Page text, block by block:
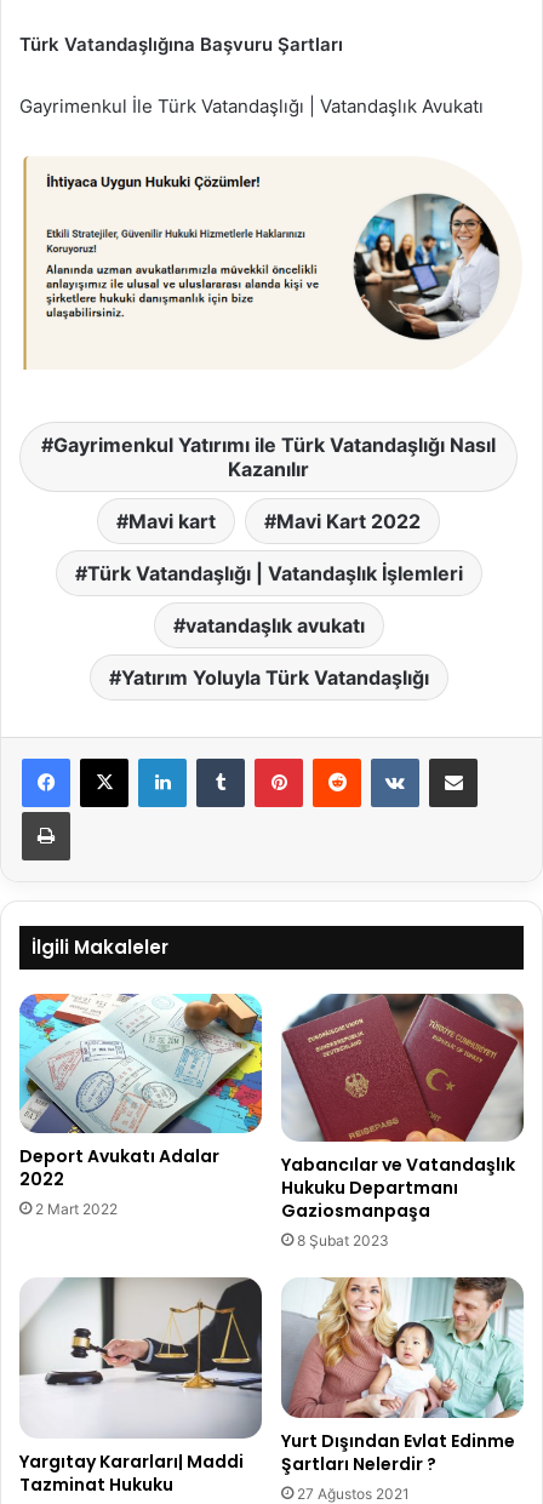
Türk Vatandaşlığına Başvuru Şartları
Gayrimenkul İle Türk Vatandaşlığı | Vatandaşlık Avukatı
Gayrimenkul Yatırımı ile Türk Vatandaşlığı Nasıl
Kazanılır
Mavi kart Mavi Kart 2022
Türk Vatandaşlığı | Vatandaşlık İşlemleri
vatandaşlık avukatı
Yatırım Yoluyla Türk Vatandaşlığı
LinkedInTumblr PinterestReddit VKontakteE-Posta ile paylaş
Yazdır
İlgili Makaleler
Deport Avukatı Adalar
2022
2 Mart 2022
Yabancılar ve Vatandaşlık
Hukuku Departmanı
Gaziosmanpaşa
8 Şubat 2023
Yargıtay Kararları| Maddi
Tazminat Hukuku
Yurt Dışından Evlat Edinme
Şartları Nelerdir ?
27 Ağustos 2021